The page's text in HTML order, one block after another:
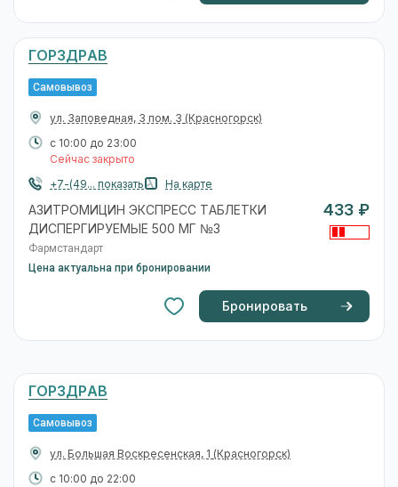
ГОРЗДРАВ
Самовывоз
ул. Заповедная, 3 пом. 3 (Красногорск)
с 10:00 до 23:00
Сейчас закрыто
+7-(49... показать
На карте
АЗИТРОМИЦИН ЭКСПРЕСС ТАБЛЕТКИ
ДИСПЕРГИРУЕМЫЕ 500 МГ №3
Фармстандарт
Цена актуальна при бронировании
433 ₽
Бронировать
ГОРЗДРАВ
Самовывоз
ул. Большая Воскресенская, 1 (Красногорск)
с 10:00 до 22:00